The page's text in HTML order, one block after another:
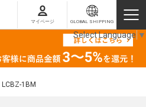
マイページ GLOBAL SHIPPING
LCBZ-1BM
Select Language ▼